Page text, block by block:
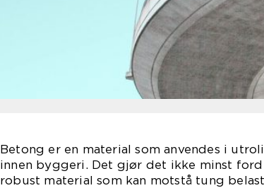
Betong er en material som anvendes i
innen byggeri. Det gjør det ikke minst
robust material som kan motstå tung